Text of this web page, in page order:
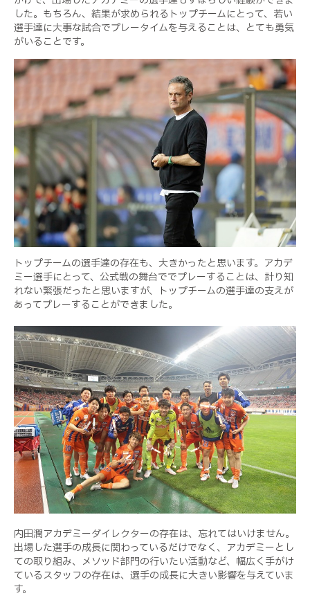
した。もちろん、結果が求められるトップチームにとって、若い
選手達に大事な試合でプレータイムを与えることは、とても勇気
がいることです。
トップチームの選手達の存在も、大きかったと思います。アカデ
ミー選手にとって、公式戦の舞台ででプレーすることは、計り知
れない緊張だったと思いますが、トップチームの選手達の支えが
あってプレーすることができました。
内田潤アカデミーダイレクターの存在は、忘れてはいけません。
出場した選手の成長に関わっているだけでなく、アカデミーとし
ての取り組み、メソッド部門の行いたい活動など、幅広く手がけ
ているスタッフの存在は、選手の成長に大きい影響を与えていま
す。